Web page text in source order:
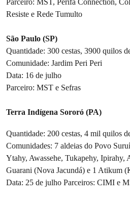
Resiste e Rede Tumulto
São Paulo (SP)
Quantidade: 300 cestas, 3900 quilos
Comunidade: Jardim Peri Peri
Data: 16 de julho
Parceiro: MST e Sefras
Terra Indígena Sororó (PA)
Quantidade: 200 cestas, 4 mil quilos
Comunidades: 7 aldeias do Povo
Ytahy, Awassehe, Tukapehy, Ipirahy,
Guarani (Nova Jacundá) e 1 Atikum
Data: 25 de julho Parceiros: CIMI e